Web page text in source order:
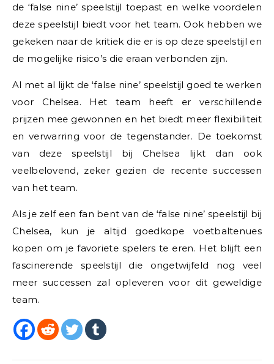
de ‘false nine’ speelstijl toepast en welke voordelen
deze speelstijl biedt voor het team. Ook hebben we
gekeken naar de kritiek die er is op deze speelstijl en
de mogelijke risico’s die eraan verbonden zijn.
Al met al lijkt de ‘false nine’ speelstijl goed te werken
voor Chelsea. Het team heeft er verschillende
prijzen mee gewonnen en het biedt meer flexibiliteit
en verwarring voor de tegenstander. De toekomst
van deze speelstijl bij Chelsea lijkt dan ook
veelbelovend, zeker gezien de recente successen
van het team.
Als je zelf een fan bent van de ‘false nine’ speelstijl bij
Chelsea, kun je altijd goedkope voetbaltenues
kopen om je favoriete spelers te eren. Het blijft een
fascinerende speelstijl die ongetwijfeld nog veel
meer successen zal opleveren voor dit geweldige
team.